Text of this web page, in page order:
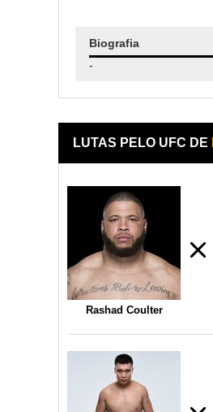
Biografia
-
LUTAS PELO UFC DE
Rashad Coulter